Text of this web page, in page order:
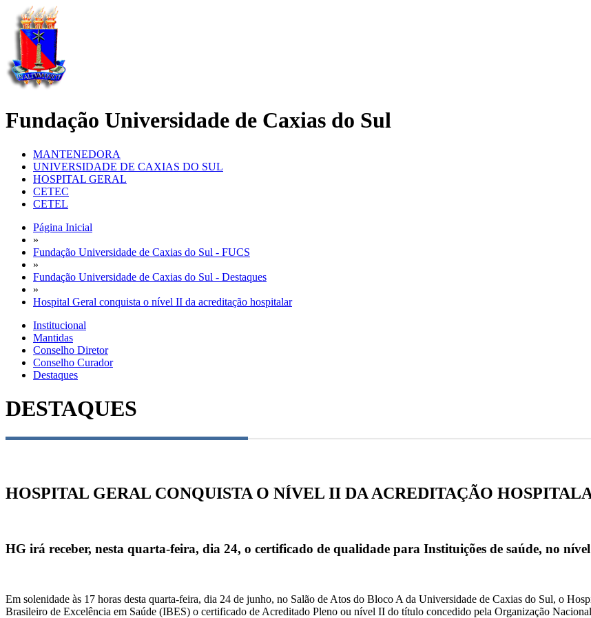
Fundação Universidade de Caxias do Sul
MANTENEDORA
UNIVERSIDADE DE CAXIAS DO SUL
HOSPITAL GERAL
CETEC
CETEL
Página Inicial
»
Fundação Universidade de Caxias do Sul - FUCS
»
Fundação Universidade de Caxias do Sul - Destaques
»
Hospital Geral conquista o nível II da acreditação hospitalar
Institucional
Mantidas
Conselho Diretor
Conselho Curador
Destaques
DESTAQUES
HOSPITAL GERAL CONQUISTA O NÍVEL II DA ACREDITAÇÃO
HG irá receber, nesta quarta-feira, dia 24, o certificado de qualidade para Instituições de saúde, no
Em solenidade às 17 horas desta quarta-feira, dia 24 de junho, no Salão de Atos do Bloco A da Universidade de Caxias do Sul, o
Brasileiro de Excelência em Saúde (IBES) o certificado de Acreditado Pleno ou nível II do título concedido pela Organização